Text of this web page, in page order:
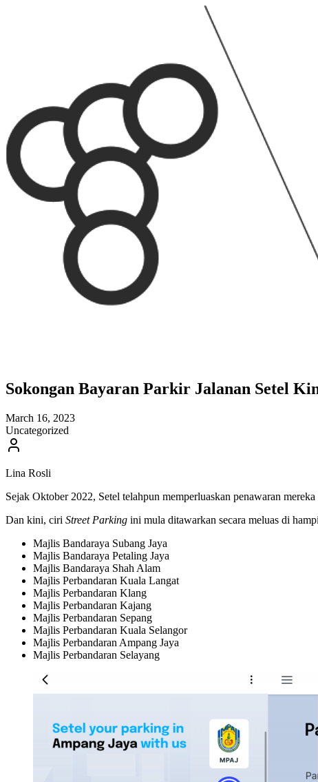
Sokongan Bayaran Parkir Jalanan Setel
March 16, 2023
Uncategorized
Lina Rosli
Sejak Oktober 2022, Setel telahpun memperluaskan penawaran
Dan kini, ciri Street Parking ini mula ditawarkan secara meluas di
Majlis Bandaraya Subang Jaya
Majlis Bandaraya Petaling Jaya
Majlis Bandaraya Shah Alam
Majlis Perbandaran Kuala Langat
Majlis Perbandaran Klang
Majlis Perbandaran Kajang
Majlis Perbandaran Sepang
Majlis Perbandaran Kuala Selangor
Majlis Perbandaran Ampang Jaya
Majlis Perbandaran Selayang